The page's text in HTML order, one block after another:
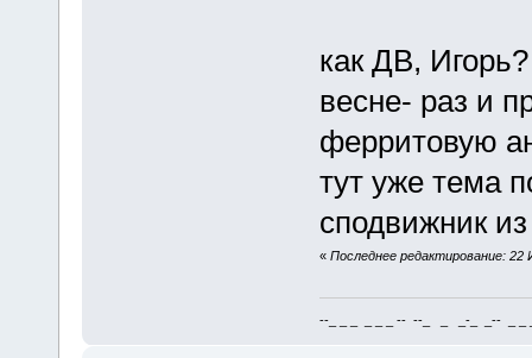
как ДВ,
весне- раз и
ферритовую
тут уже тема
сподвижник
« Последнее редактирование:
--_ _ _ _ _ _ -- --_ _ _-_ _-- _ _